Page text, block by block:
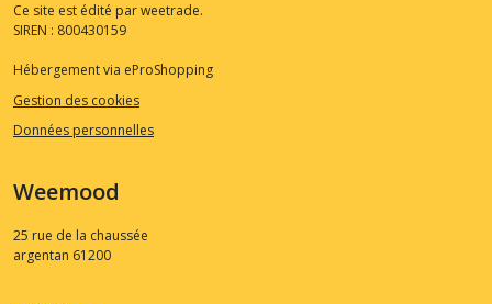
Ce site est édité par weetrade.
SIREN : 800430159
Hébergement via eProShopping
Gestion des cookies
Données personnelles
Weemood
25 rue de la chaussée
argentan 61200